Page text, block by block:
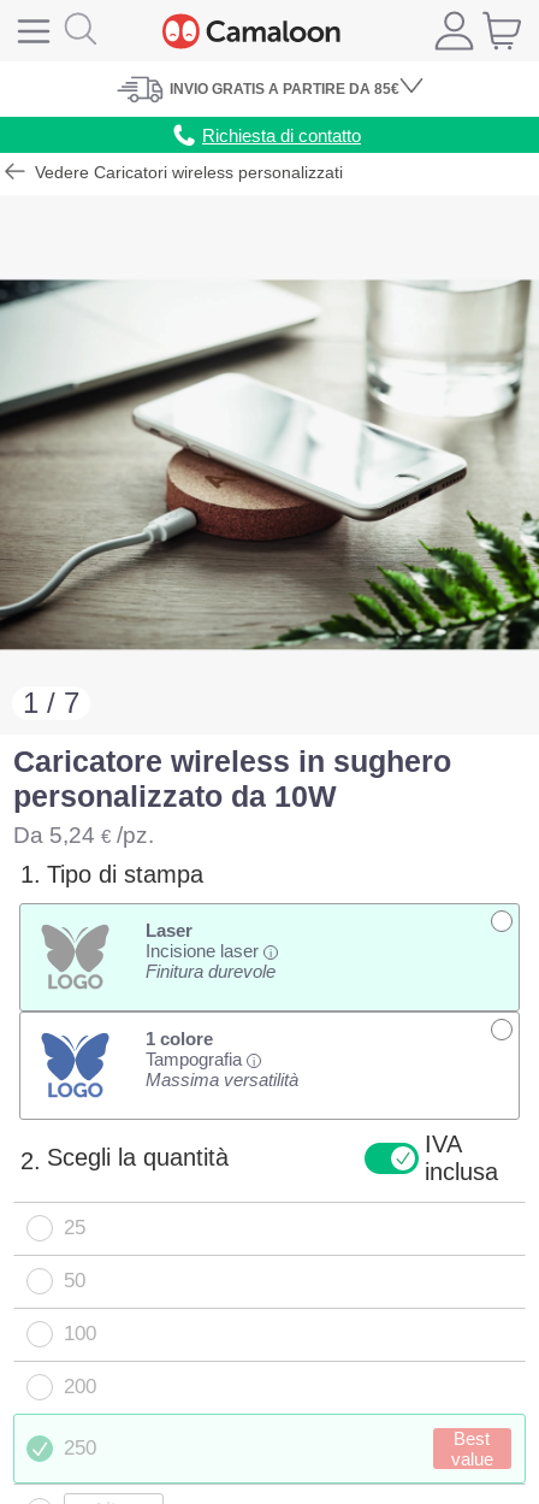
INVIO GRATIS A PARTIRE DA 85€
Richiesta di contatto
Vedere Caricatori wireless personalizzati
1 / 7
Caricatore wireless in sughero
personalizzato da 10W
Da 5,24 € /pz.
1. Tipo di stampa
Laser
Incisione laser
i
Finitura durevole
1 colore
Tampografia
i
Massima versatilità
2. Scegli la quantità
IVA
inclusa
25
50
100
200
250
Best
value